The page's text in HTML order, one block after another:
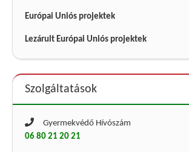
Európai Uniós projektek
Lezárult Európai Uniós projektek
Szolgáltatások
Gyermekvédő Hívószám
06 80 21 20 21